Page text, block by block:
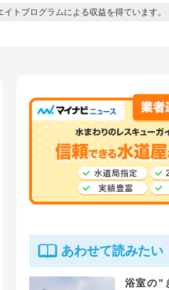
トプログラムによる収益を得ています。
あわせて読みたい
浴室の”